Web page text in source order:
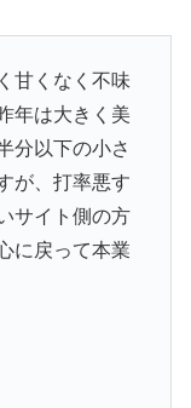
甘くなく不味
年は大きく美
分以下の小さ
が、打率悪す
サイト側の方
に戻って本業